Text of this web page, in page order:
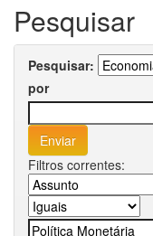
Pesquisar
Pesquisar:
por
Filtros correntes: